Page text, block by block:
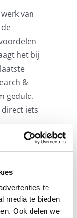
te
media te bieden
Ook delen we
van
het bij
&
geduld.
iets
En
op
moet
doel